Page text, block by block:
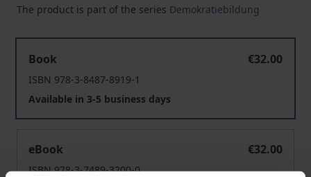
The product is part of the series Demokratiebildung
Book
€32.00
ISBN 978-3-8487-8919-1
Available in 3-5 business days
eBook
€32.00
ISBN 978-3-7489-3200-0